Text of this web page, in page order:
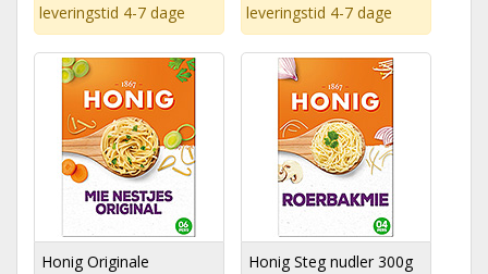
leveringstid 4-7 dage
leveringstid 4-7 dage
Honig Originale
Honig Steg nudler 300g